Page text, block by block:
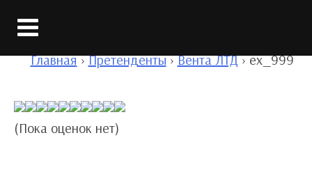
Главная › Претенденты › Вента ЛТД › ex_999
(Пока оценок нет)